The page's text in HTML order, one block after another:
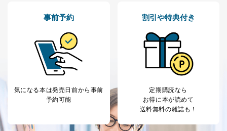
開示等のご請求に対応させていただきます。
各SNS運営会社様にご請求いただきますようお願い致し
ます。
３．個人情報の第三者提供について
本人の同意を得ることなく第三者に提供することはあり
ません。ただし、次の場合は除きます。
人の生命､身体または財産の保護のために必要がある
事前予約
気になる本は発売日前から事前
予約可能
割引や特典付き
定期購読なら
お得に本が読めて
送料無料の雑誌も！